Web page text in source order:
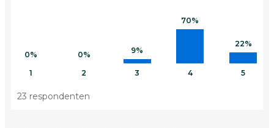
0%
1
0%
2
9%
3
70%
4
22%
5
23 respondenten